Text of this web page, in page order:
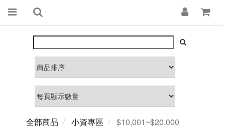
全部商品 小資專區 $10,001~$20,000